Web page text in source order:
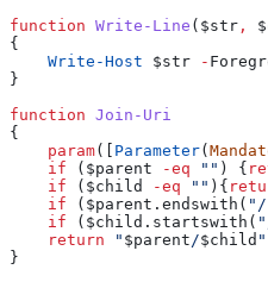
function Write-Line ( $str ,
{
    Write-Host
$str -
}
function Join-Uri
{
    param
([ Parameter(
    if
( $parent -eq "" ) {
    if
( $child -eq "" ){
    if
( $parent .endswith ( "/
    if
( $child .startswith (
    return
" $parent /$child "
}